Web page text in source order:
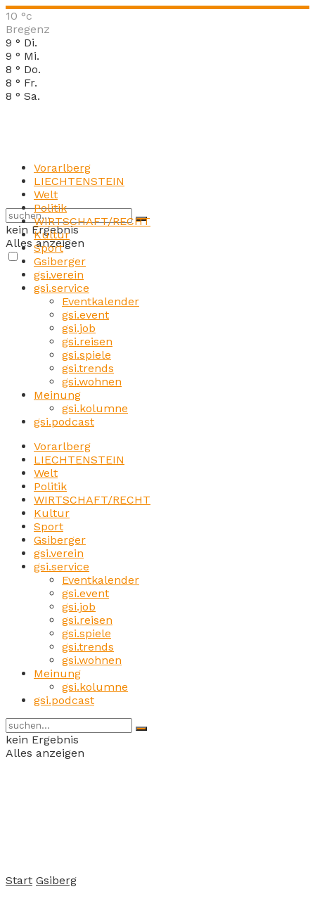
10 °c
Bregenz
9 ° Di.
9 ° Mi.
8 ° Do.
8 ° Fr.
8 ° Sa.
kein Ergebnis
Alles anzeigen
Vorarlberg
LIECHTENSTEIN
Welt
Politik
WIRTSCHAFT/RECHT
Kultur
Sport
Gsiberger
gsi.verein
gsi.service
Eventkalender
gsi.event
gsi.job
gsi.reisen
gsi.spiele
gsi.trends
gsi.wohnen
Meinung
gsi.kolumne
gsi.podcast
Vorarlberg
LIECHTENSTEIN
Welt
Politik
WIRTSCHAFT/RECHT
Kultur
Sport
Gsiberger
gsi.verein
gsi.service
Eventkalender
gsi.event
gsi.job
gsi.reisen
gsi.spiele
gsi.trends
gsi.wohnen
Meinung
gsi.kolumne
gsi.podcast
kein Ergebnis
Alles anzeigen
Start Gsiberg